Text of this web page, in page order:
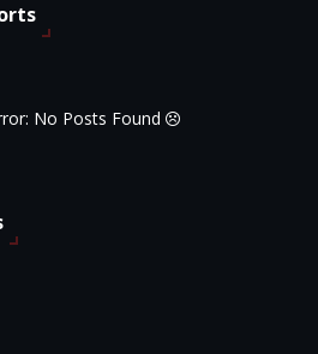
No Posts Found